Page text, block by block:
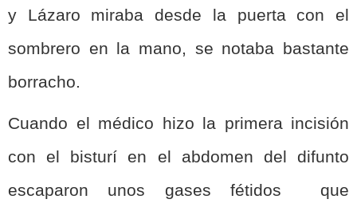
y Lázaro miraba desde la puerta con el
sombrero en la mano, se notaba bastante
borracho.
Cuando el médico hizo la primera incisión
con el bisturí en el abdomen del difunto
escaparon unos gases fétidos que